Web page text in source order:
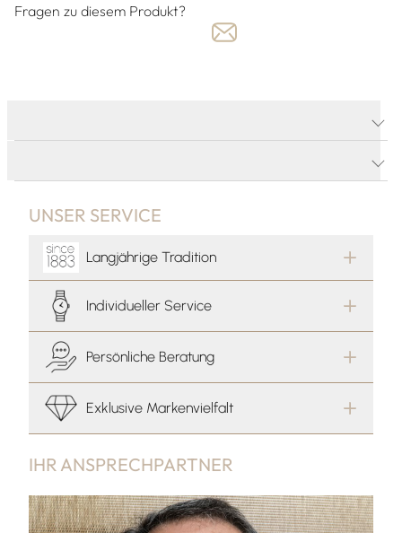
Fragen zu diesem Produkt?
IHR ANSPRECHPARTNER
UNSER SERVICE
Langjährige Tradition
Individueller Service
Persönliche Beratung
Exklusive Markenvielfalt